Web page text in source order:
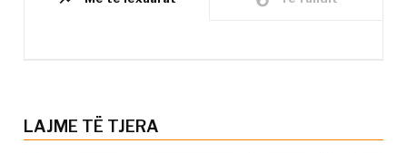
LAJME TË TJERA